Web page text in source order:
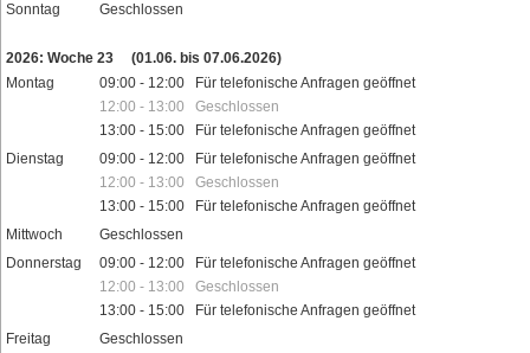
Sonntag
Geschlossen
2026: Woche 23
(01.06. bis 07.06.2026)
Montag
09:00 - 12:00 Für telefonische Anfragen geöffnet
12:00 - 13:00 Geschlossen
13:00 - 15:00 Für telefonische Anfragen geöffnet
Dienstag
09:00 - 12:00 Für telefonische Anfragen geöffnet
12:00 - 13:00 Geschlossen
13:00 - 15:00 Für telefonische Anfragen geöffnet
Mittwoch
Geschlossen
Donnerstag
09:00 - 12:00 Für telefonische Anfragen geöffnet
12:00 - 13:00 Geschlossen
13:00 - 15:00 Für telefonische Anfragen geöffnet
Freitag
Geschlossen